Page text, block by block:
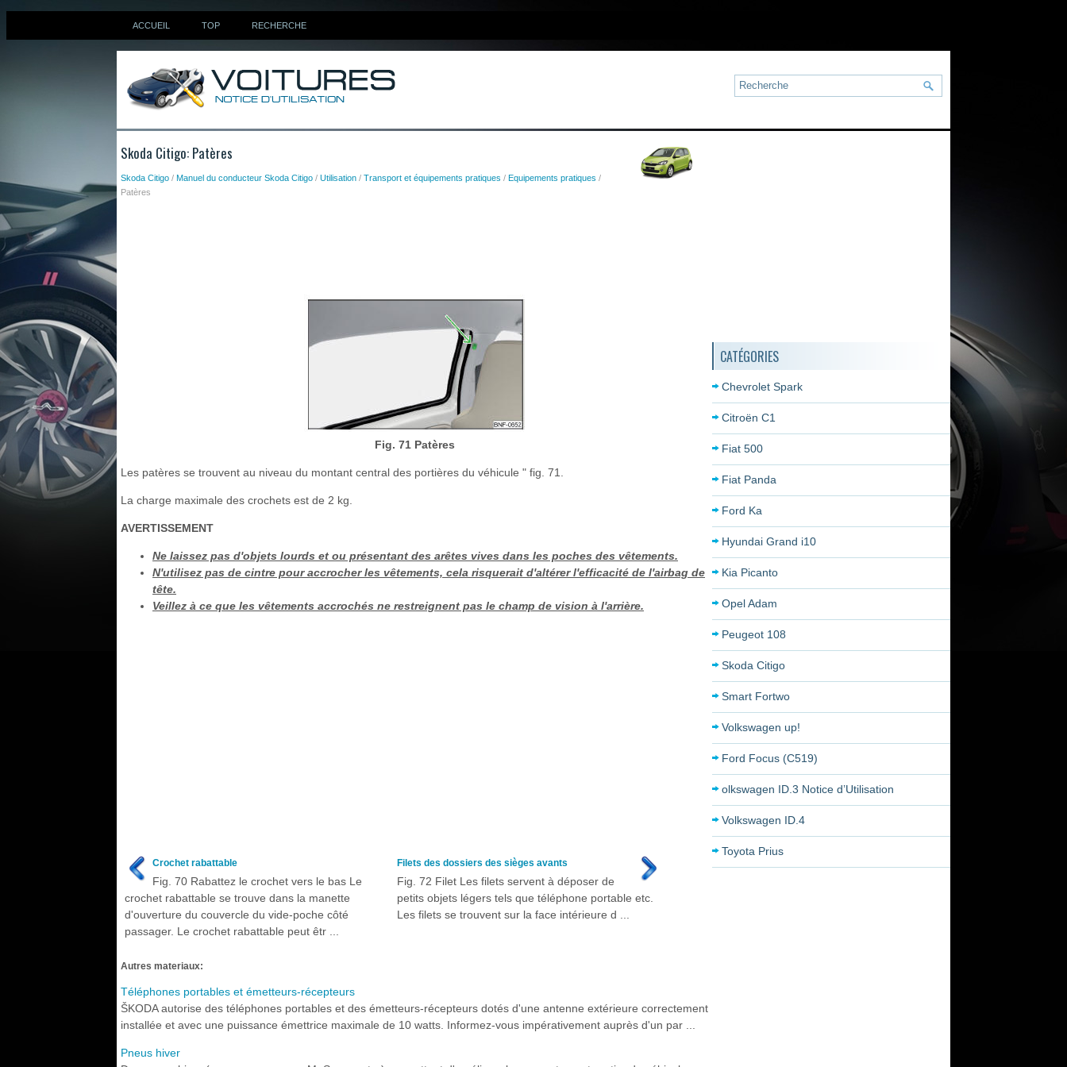
ACCUEIL TOP RECHERCHE
Skoda Citigo: Patères
Skoda Citigo / Manuel du conducteur Skoda Citigo / Utilisation / Transport et équipements pratiques / Equipements pratiques /
Patères
Fig. 71 Patères
Les patères se trouvent au niveau du montant central des portières du véhicule " fig. 71.
La charge maximale des crochets est de 2 kg.
AVERTISSEMENT
Ne laissez pas d'objets lourds et ou présentant des arêtes vives dans les poches des vêtements.
N'utilisez pas de cintre pour accrocher les vêtements, cela risquerait d'altérer l'efficacité de l'airbag de
tête.
Veillez à ce que les vêtements accrochés ne restreignent pas le champ de vision à l'arrière.
Crochet rabattable
Fig. 70 Rabattez le crochet vers le bas Le
crochet rabattable se trouve dans la manette
d'ouverture du couvercle du vide-poche côté
passager. Le crochet rabattable peut êtr ...
Filets des dossiers des sièges avants
Fig. 72 Filet Les filets servent à déposer de
petits objets légers tels que téléphone portable etc.
Les filets se trouvent sur la face intérieure d ...
Autres materiaux:
Téléphones portables et émetteurs-récepteurs
ŠKODA autorise des téléphones portables et des émetteurs-récepteurs dotés d'une antenne extérieure correctement
installée et avec une puissance émettrice maximale de 10 watts. Informez-vous impérativement auprès d'un par ...
Pneus hiver
CATÉGORIES
Chevrolet Spark
Citroën C1
Fiat 500
Fiat Panda
Ford Ka
Hyundai Grand i10
Kia Picanto
Opel Adam
Peugeot 108
Skoda Citigo
Smart Fortwo
Volkswagen up!
Ford Focus (C519)
olkswagen ID.3 Notice d’Utilisation
Volkswagen ID.4
Toyota Prius